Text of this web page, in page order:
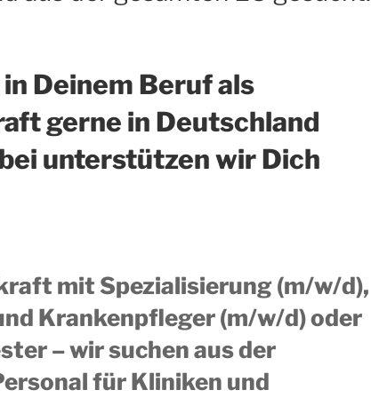
Deinem Beruf als
gerne in Deutschland
unterstützen wir Dich
mit Spezialisierung (m/w/d),
Krankenpfleger (m/w/d) oder
– wir suchen aus der
für Kliniken und